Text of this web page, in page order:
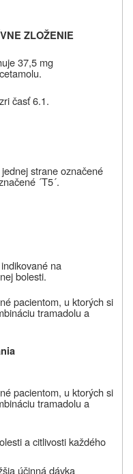
ZLOŽENIE
37,5 mg
časť 6.1.
strane označené
´T5´.
na
bolesti.
pacientom, u ktorých si
tramadolu a
pacientom, u ktorých si
tramadolu a
a citlivosti každého
účinná dávka